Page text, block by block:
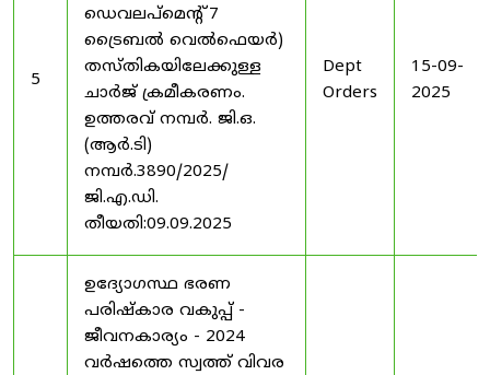
5
ഡെവലപ്മെന്റ് 7
ട്രൈബൽ വെൽഫെയർ)
തസ്തികയിലേക്കുള്ള
ചാർജ് ക്രമീകരണം.
ഉത്തരവ് നമ്പർ. ജി.ഒ.
(ആർ.ടി)
നമ്പർ.3890/2025/
ജി.എ.ഡി.
തീയതി:09.09.2025
Dept
Orders
15-09-
2025
ഉദ്യോഗസ്ഥ ഭരണ
പരിഷ്കാര വകുപ്പ് -
ജീവനകാര്യം - 2024
വർഷത്തെ സ്വത്ത് വിവര